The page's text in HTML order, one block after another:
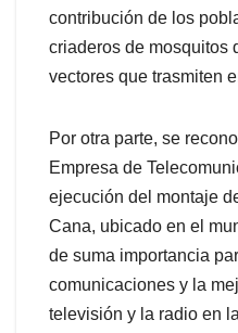
contribución de los
criaderos de mosquitos
vectores que trasmiten
Por otra parte, se
Empresa de
ejecución del montaje
Cana, ubicado en el
de suma importancia
comunicaciones y la
televisión y la radio en